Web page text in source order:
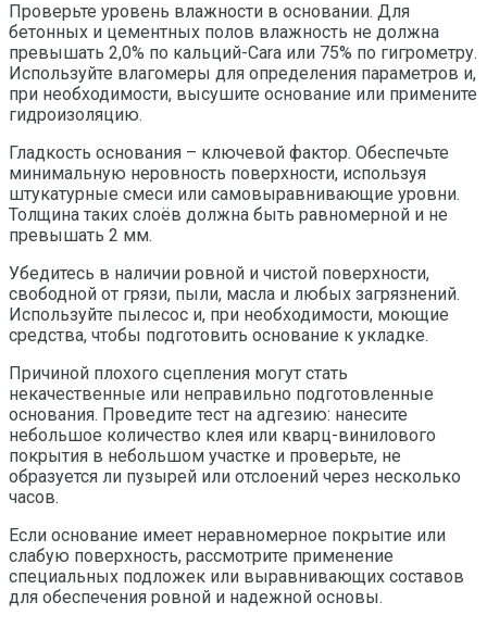
Проверьте уровень влажности в основании. Для
бетонных и цементных полов влажность не должна
превышать 2,0% по кальций-Carа или 75% по гигрометру.
Используйте влагомеры для определения параметров и,
при необходимости, высушите основание или примените
гидроизоляцию.
Гладкость основания – ключевой фактор. Обеспечьте
минимальную неровность поверхности, используя
штукатурные смеси или самовыравнивающие уровни.
Толщина таких слоёв должна быть равномерной и не
превышать 2 мм.
Убедитесь в наличии ровной и чистой поверхности,
свободной от грязи, пыли, масла и любых загрязнений.
Используйте пылесос и, при необходимости, моющие
средства, чтобы подготовить основание к укладке.
Причиной плохого сцепления могут стать
некачественные или неправильно подготовленные
основания. Проведите тест на адгезию: нанесите
небольшое количество клея или кварц-винилового
покрытия в небольшом участке и проверьте, не
образуется ли пузырей или отслоений через несколько
часов.
Если основание имеет неравномерное покрытие или
слабую поверхность, рассмотрите применение
специальных подложек или выравнивающих составов
для обеспечения ровной и надежной основы.